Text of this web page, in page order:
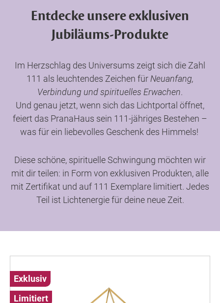
Entdecke unsere exklusiven
Jubiläums-Produkte
Im Herzschlag des Universums zeigt sich die Zahl
111 als leuchtendes Zeichen für Neuanfang,
Verbindung und spirituelles Erwachen.
Und genau jetzt, wenn sich das Lichtportal öffnet,
feiert das PranaHaus sein 111-jähriges Bestehen –
was für ein liebevolles Geschenk des Himmels!
Diese schöne, spirituelle Schwingung möchten wir
mit dir teilen: in Form von exklusiven Produkten, alle
mit Zertifikat und auf 111 Exemplare limitiert. Jedes
Teil ist Lichtenergie für deine neue Zeit.
Exklusiv
Limitiert